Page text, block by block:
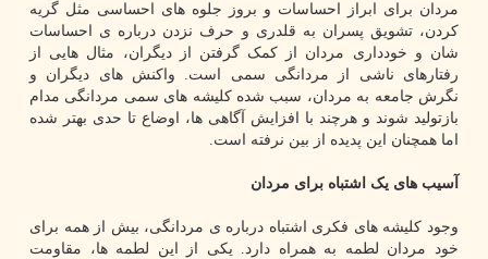
مردان برای ابراز احساسات و بروز جلوه های احساسی مثل گریه
کردن، تشویق پسران به قلدری و حرف نزدن درباره ی احساسات
شان و خودداری مردان از کمک گرفتن از دیگران، مثال هایی از
رفتارهای ناشی از مردانگی سمی است. واکنش های دیگران و
نگرش جامعه به مردان، سبب شده کلیشه های سمی مردانگی مدام
بازتولید شوند و هرچند با افزایش آگاهی ها، اوضاع تا حدی بهتر شده
اما همچنان این پدیده از بین نرفته است.
آسیب های یک اشتباه برای مردان
وجود کلیشه های فکری اشتباه درباره ی مردانگی، بیش از همه برای
خود مردان لطمه به همراه دارد. یکی از این لطمه ها، مقاومت